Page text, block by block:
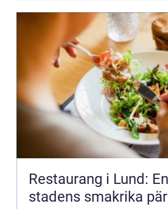
Restaurang i Lund:
stadens smakrika